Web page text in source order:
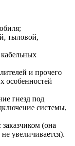
тыловой,
и прочего
особенностей
гнезд под
системы,
заказчиком (она
увеличивается).